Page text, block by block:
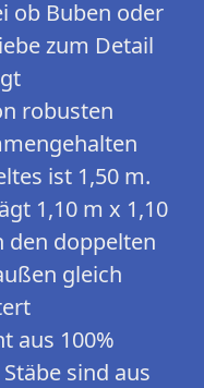
ob Buben oder
zum Detail
robusten
ist 1,50 m.
1,10 m x 1,10
den doppelten
gleich
aus 100%
sind aus